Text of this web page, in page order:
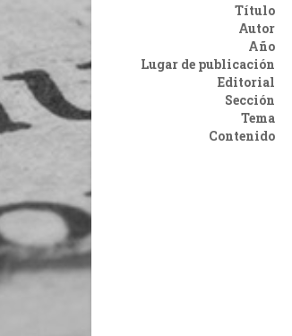
Título
Autor
Año
Lugar de publicación
Editorial
Sección
Tema
Contenido